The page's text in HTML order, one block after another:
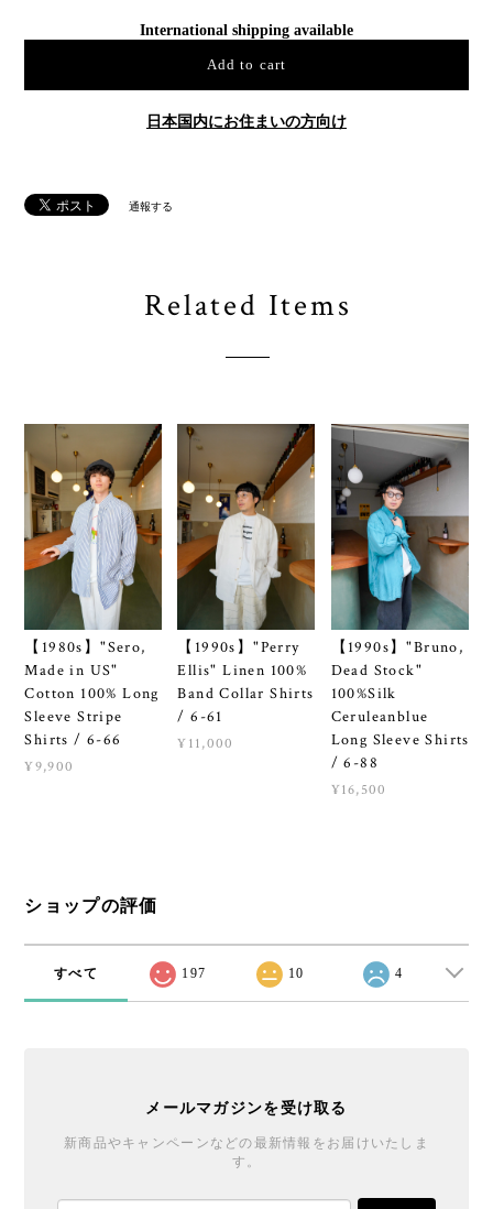
International shipping available
Add to cart
日本国内にお住まいの方向け
通報する
Related Items
【1980s】"Sero,
Made in US"
Cotton 100% Long
Sleeve Stripe
Shirts / 6-66
¥9,900
【1990s】"Perry
Ellis" Linen 100%
Band Collar Shirts
/ 6-61
¥11,000
【1990s】"Bruno,
Dead Stock"
100%Silk
Ceruleanblue
Long Sleeve Shirts
/ 6-88
¥16,500
ショップの評価
すべて 197 10 4
メールマガジンを受け取る
新商品やキャンペーンなどの最新情報をお届けいたしま
す。